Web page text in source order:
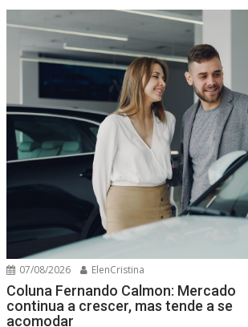
07/08/2026 ElenCristina
Coluna Fernando Calmon: Mercado
continua a crescer, mas tende a se
acomodar